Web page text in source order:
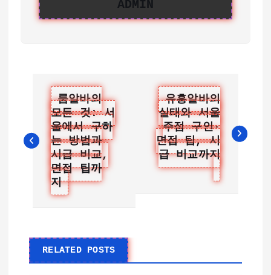
ADMIN
글
색
룸알바의
모든 것: 서
울에서 구하
는 방법과
시급 비교,
면접 팁까
지
유흥알바의
실태와 서울
주점 구인·
면접 팁, 시
급 비교까지
RELATED POSTS